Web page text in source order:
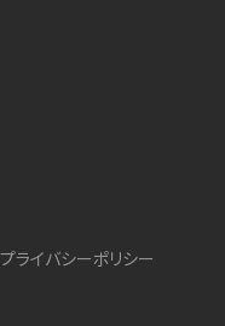
プライバシーポリシー